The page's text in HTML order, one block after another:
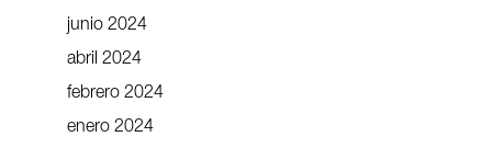
junio 2024
abril 2024
febrero 2024
enero 2024